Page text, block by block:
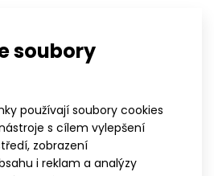
soubory
používají soubory cookies
s cílem vylepšení
zobrazení
i reklam a analýzy
N
ELITE